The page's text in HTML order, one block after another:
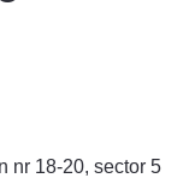
nr 18-20, sector 5